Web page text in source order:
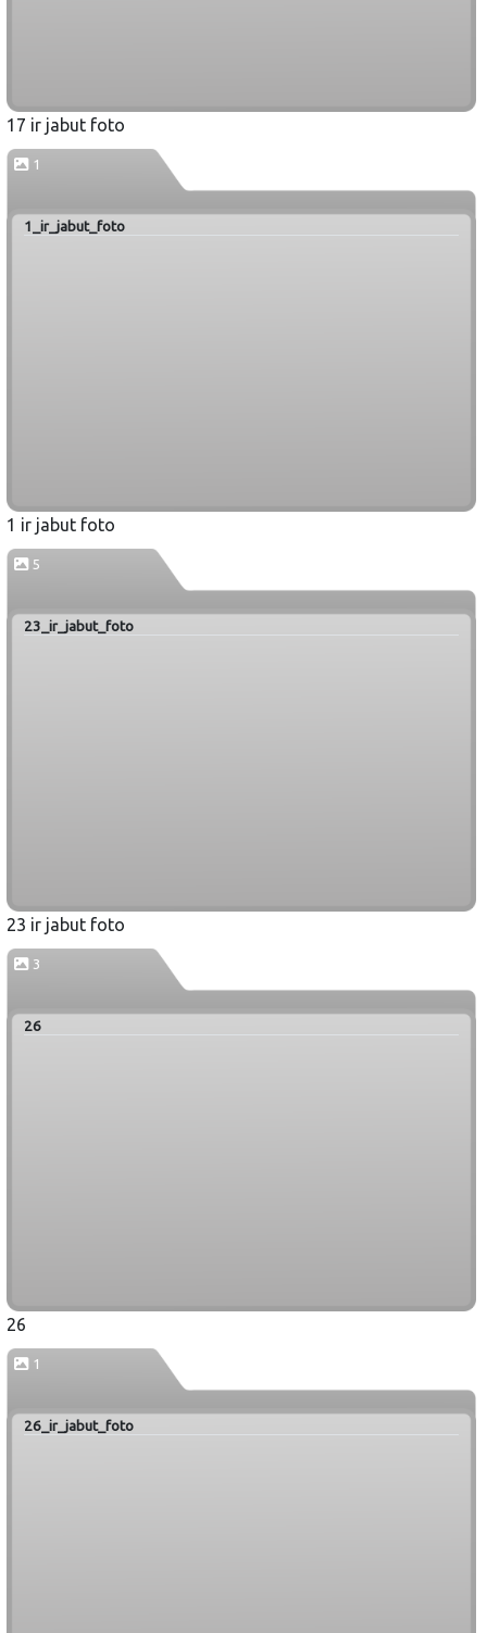
17 ir jabut foto
1
1_ir_jabut_foto
1 ir jabut foto
5
23_ir_jabut_foto
23 ir jabut foto
3
26
26
1
26_ir_jabut_foto